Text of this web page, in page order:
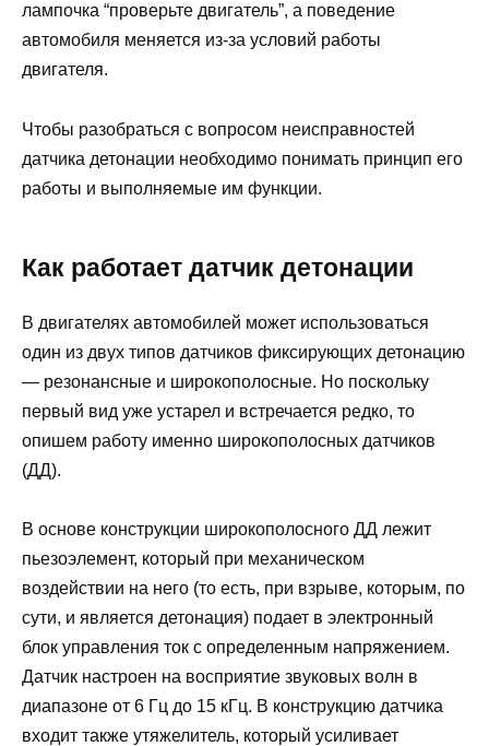
лампочка “проверьте двигатель”, а поведение
автомобиля меняется из-за условий работы
двигателя.
Чтобы разобраться с вопросом неисправностей
датчика детонации необходимо понимать принцип его
работы и выполняемые им функции.
Как работает датчик детонации
В двигателях автомобилей может использоваться
один из двух типов датчиков фиксирующих детонацию
— резонансные и широкополосные. Но поскольку
первый вид уже устарел и встречается редко, то
опишем работу именно широкополосных датчиков
(ДД).
В основе конструкции широкополосного ДД лежит
пьезоэлемент, который при механическом
воздействии на него (то есть, при взрыве, которым, по
сути, и является детонация) подает в электронный
блок управления ток с определенным напряжением.
Датчик настроен на восприятие звуковых волн в
диапазоне от 6 Гц до 15 кГц. В конструкцию датчика
входит также утяжелитель, который усиливает